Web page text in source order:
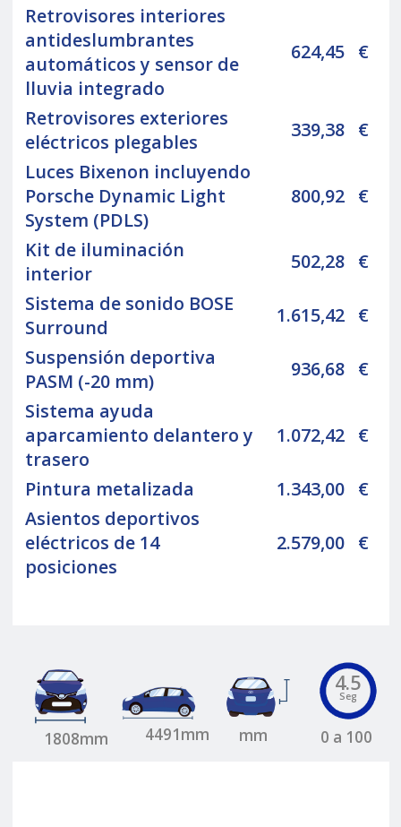
Retrovisores interiores
antideslumbrantes
automáticos y sensor de
lluvia integrado
624,45 €
Retrovisores exteriores
eléctricos plegables
339,38 €
Luces Bixenon incluyendo
Porsche Dynamic Light
System (PDLS)
800,92 €
Kit de iluminación
interior
502,28 €
Sistema de sonido BOSE
Surround
1.615,42 €
Suspensión deportiva
PASM (-20 mm)
936,68 €
Sistema ayuda
aparcamiento delantero y
trasero
1.072,42 €
Pintura metalizada 1.343,00 €
Asientos deportivos
eléctricos de 14
posiciones
2.579,00 €
1808mm 4491mm mm
4.5
Seg
0 a 100